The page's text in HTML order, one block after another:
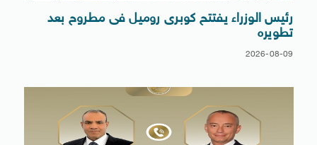
رئيس الوزراء يفتتح كوبرى روميل فى مطروح بعد
تطويره
2026-08-09